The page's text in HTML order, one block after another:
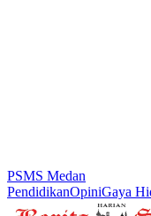
PSMS Medan
PendidikanOpiniGaya